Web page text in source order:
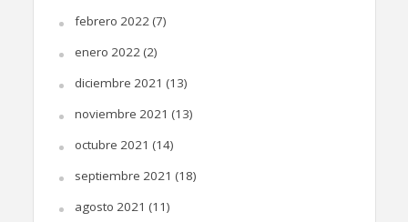
febrero 2022(7)
enero 2022(2)
diciembre 2021 (13)
noviembre 2021 (13)
octubre 2021 (14)
septiembre 2021 (18)
agosto 2021 (11)